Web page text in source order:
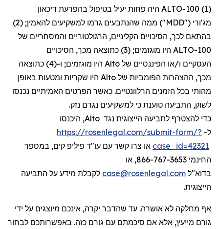
(1) ALTO-100
היה פחות יעיל בטיפול בהפרעת דיכאון
מג'ורי ("MDD") ממה שהנתבעים גרמו למשקיעים להאמין; (2)
בהתאם לכך, הסיכויים הקליניים, הרגולטוריים והמסחריים של
ALTO-100 היו מוגזמים; (3) כתוצאה מכך, הסיכויים
העסקיים ו/או הפיננסיים של Alto היו מוגזמים; ו-(4)
כתוצאה
מכך, ההצהרות הפומביות של Alto היו שקריות ומטעות באופן
מהותי בכל הזמנים הרלוונטיים. כאשר הפרטים האמיתיים נכנסו
לשוק, התביעה טוענת כי למשקיעים נגרם נזק.
כדי להצטרף לתביעה הייצוגית נגד Alto, היכנסו
ל- https://rosenlegal.com/submit-form/?
case_id=42321 או צרו קשר עם עו"ד פיליפ קים, במספר
החינמי 866-767-3653, או
בדוא"ל case@rosenlegal.com לקבלת מידע על התביעה
הייצוגית.
אף מחלקה לא אושרה. עד שהדבר יקרה, אינכם מיוצגים על ידי
גורם מייעץ, אלא אם סיכמתם עם גורם כזה. באפשרותכם לבחור